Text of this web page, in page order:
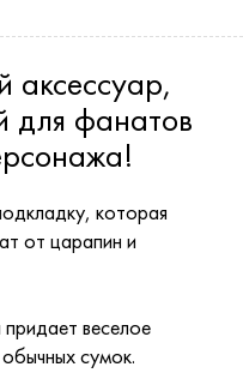
аксессуар,
для фанатов
которая
от царапин и
веселое
сумок.